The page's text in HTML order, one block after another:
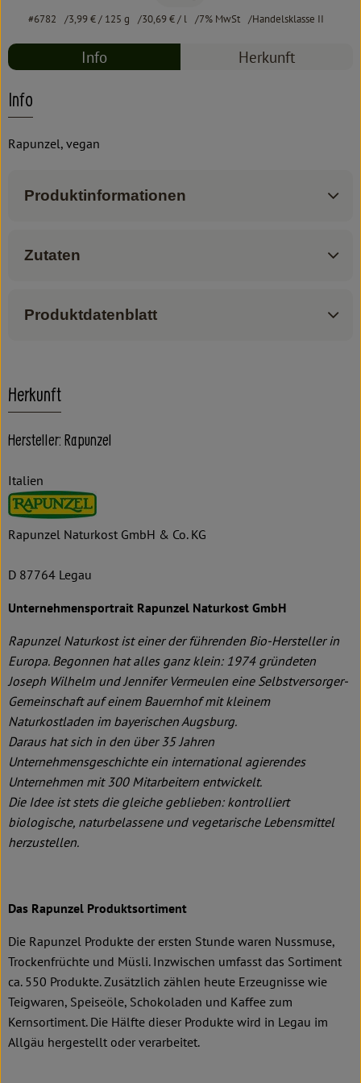
#6782 3,99 €/ 125 g 30,69 €/ l 7% MwSt Handelsklasse II
Info Herkunft
Info
Rapunzel, vegan
Produktinformationen
Zutaten
Produktdatenblatt
Herkunft
Hersteller: Rapunzel
Italien
Rapunzel Naturkost GmbH & Co. KG
D 87764 Legau
Unternehmensportrait Rapunzel Naturkost GmbH
Rapunzel Naturkost ist einer der führenden Bio-Hersteller in
Europa. Begonnen hat alles ganz klein: 1974 gründeten
Joseph Wilhelm und Jennifer Vermeulen eine Selbstversorger-
Gemeinschaft auf einem Bauernhof mit kleinem
Naturkostladen im bayerischen Augsburg.
Daraus hat sich in den über 35 Jahren
Unternehmensgeschichte ein international agierendes
Unternehmen mit 300 Mitarbeitern entwickelt.
Die Idee ist stets die gleiche geblieben: kontrolliert
biologische, naturbelassene und vegetarische Lebensmittel
herzustellen.
Das Rapunzel Produktsortiment
Die Rapunzel Produkte der ersten Stunde waren Nussmuse,
Trockenfrüchte und Müsli. Inzwischen umfasst das Sortiment
ca. 550 Produkte. Zusätzlich zählen heute Erzeugnisse wie
Teigwaren, Speiseöle, Schokoladen und Kaffee zum
Kernsortiment. Die Hälfte dieser Produkte wird in Legau im
Allgäu hergestellt oder verarbeitet.